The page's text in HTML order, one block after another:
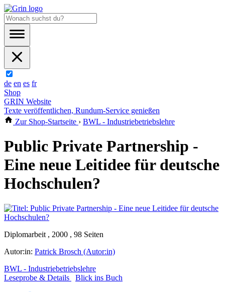
de en es fr
Shop
GRIN Website
Texte veröffentlichen, Rundum-Service genießen
Zur Shop-Startseite › BWL - Industriebetriebslehre
Public Private Partnership -
Eine neue Leitidee für deutsche
Hochschulen?
Diplomarbeit , 2000 , 98 Seiten
Autor:in: Patrick Brosch (Autor:in)
BWL - Industriebetriebslehre
Leseprobe & Details
Blick ins Buch